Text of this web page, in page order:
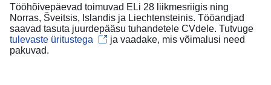
Tööhõivepäevad toimuvad ELi 28 liikmesriigis ning
Norras, Šveitsis, Islandis ja Liechtensteinis. Tööandjad
saavad tasuta juurdepääsu tuhandetele CVdele. Tutvuge
tulevaste üritustega
ja vaadake, mis võimalusi need
pakuvad.